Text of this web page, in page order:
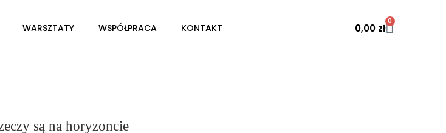
WARSZTATY WSPÓŁPRACA KONTAKT 0,00 zł
0
są na horyzoncie